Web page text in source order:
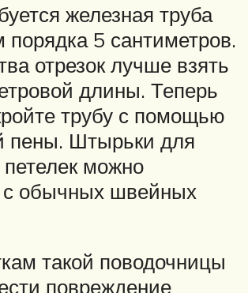
железная труба
5 сантиметров.
отрезок лучше взять
длины. Теперь
трубу с помощью
пены. Штырьки для
можно
с обычных швейных
такой поводочницы
повреждение